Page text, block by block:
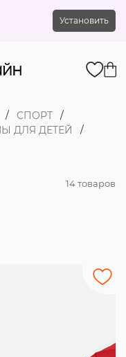
Установить
СПОРТ
ДЛЯ ДЕТЕЙ
14 товаров